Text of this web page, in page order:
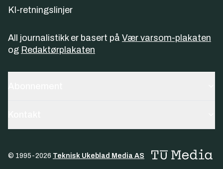
KI-retningslinjer
All journalistikk er basert på Vær varsom-plakaten
og Redaktørplakaten
© 1995-2026 Teknisk Ukeblad Media AS